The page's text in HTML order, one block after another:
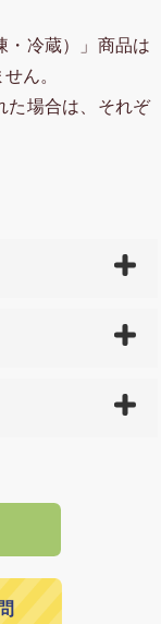
・冷蔵）」商品は
ん。
た場合は、それぞ
県下全域に点在
ちらの
全国送
いたしますの
ます。
生じている場合
会までご注文
後で、商品を
天ペイ」を指
お送りいたし